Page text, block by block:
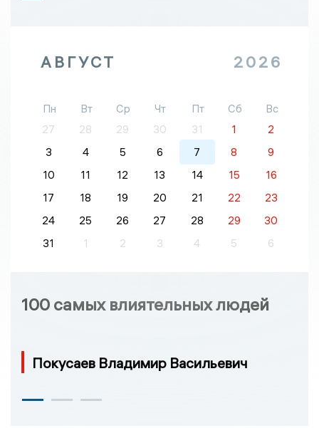
АВГУСТ 2026
Пн Вт Ср Чт Пт Сб
Вс
27
28 29 30 31 1
2
3
4 5 6 7 8
9
10
11 12 13 14 15
16
17
18 19 20 21 22
23
24
25 26 27 28 29
30
31
1 2 3 4 5 6
100 самых влиятельных людей
Покусаев Владимир Васильевич